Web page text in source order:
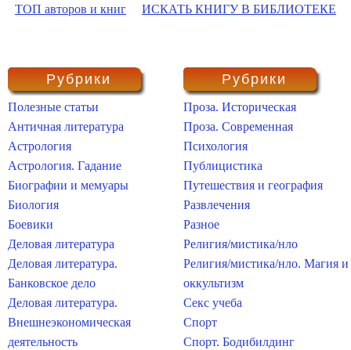
ТОП авторов и книг ИСКАТЬ КНИГУ В БИБЛИОТЕКЕ
Рубрики
Полезные статьи
Античная литература
Астрология
Астрология. Гадание
Биографии и мемуары
Биология
Боевики
Деловая литература
Деловая литература.
Банковское дело
Деловая литература.
Внешнеэкономическая
деятельность
Рубрики
Проза. Историческая
Проза. Современная
Психология
Публицистика
Путешествия и география
Развлечения
Разное
Религия/мистика/нло
Религия/мистика/нло. Магия и
оккультизм
Секс учеба
Спорт
Спорт. Бодибилдинг